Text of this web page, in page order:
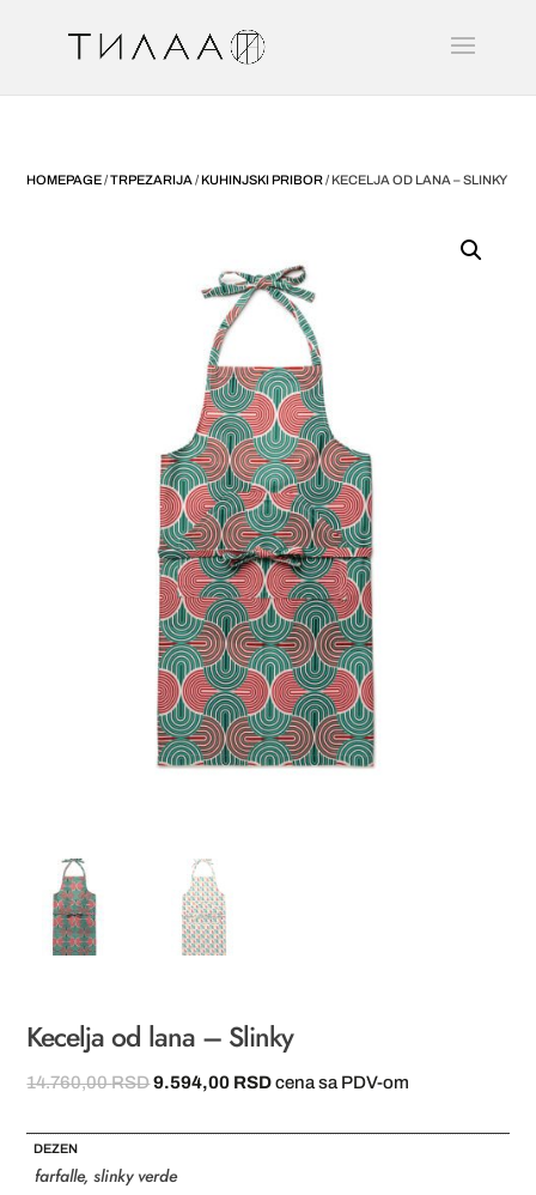
HOMEPAGE/TRPEZARIJA /KUHINJSKI PRIBOR/ KECELJA OD LANA – SLINKY
Kecelja od lana – Slinky
14.760,00RSDOriginalna
je
9.594,00 RSDTrenutna
je:
cena sa PDV-om
DEZEN
farfalle, slinky verde